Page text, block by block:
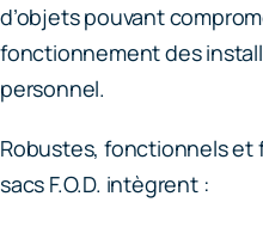
d’objets pouvant
fonctionnement des
personnel.
Robustes, fonctionnels
sacs F.O.D. intègrent :